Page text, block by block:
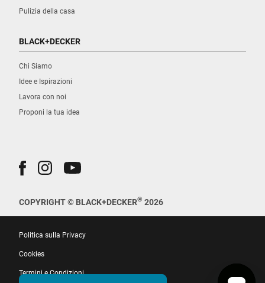
Pulizia della casa
BLACK+DECKER
Chi Siamo
Idee e Ispirazioni
Lavora con noi
Proponi la tua idea
COPYRIGHT © BLACK+DECKER® 2026
Politica sulla Privacy
Cookies
Termini e Condizioni